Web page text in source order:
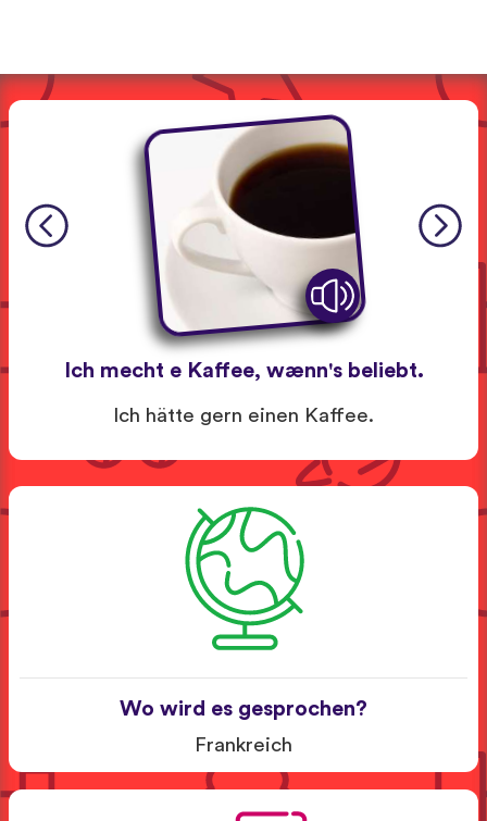
Ich mecht e Kaffee, wænn's beliebt.
Ich hätte gern einen Kaffee.
Wo wird es gesprochen?
Frankreich